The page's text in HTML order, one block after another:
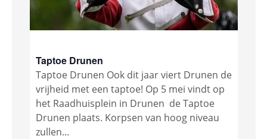
Taptoe Drunen
Taptoe Drunen Ook dit jaar viert Drunen de
vrijheid met een taptoe! Op 5 mei vindt op
het Raadhuisplein in Drunen de Taptoe
Drunen plaats. Korpsen van hoog niveau
zullen...